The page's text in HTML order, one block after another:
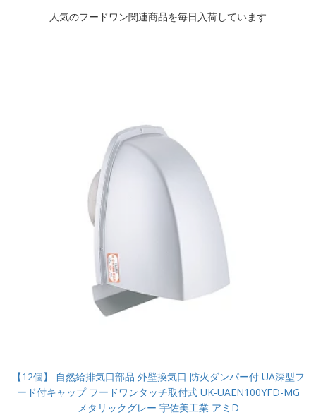
人気のフードワン関連商品を毎日入荷しています
【12個】 自然給排気口部品 外壁換気口 防火ダンパー付 UA深型フ
ード付キャップ フードワンタッチ取付式 UK-UAEN100YFD-MG
メタリックグレー 宇佐美工業 アミD